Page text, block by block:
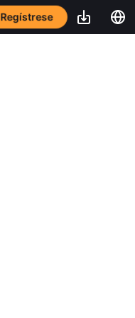
Regístrese